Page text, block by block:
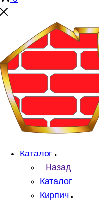
Каталог
Назад
Каталог
Кирпич